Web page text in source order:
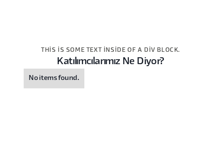
THIS IS SOME TEXT INSIDE OF A DIV BLOCK.
Katılımcılarımız Ne Diyor?
No items found.